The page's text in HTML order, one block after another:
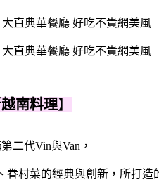
南料理】
二代Vin與Van，
眷村菜的經典與創新，所打造